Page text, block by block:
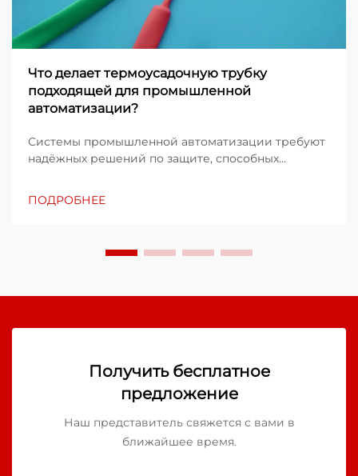
Что делает термоусадочную трубку
подходящей для промышленной
автоматизации?
Системы промышленной автоматизации требуют
надёжных решений по защите, способных
работоспособность в течение длительного
ПОДРОБНЕЕ
Получить бесплатное
предложение
Наш представитель свяжется с вами в
ближайшее время.